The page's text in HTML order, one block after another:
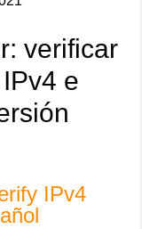
verificar
e
IPv4